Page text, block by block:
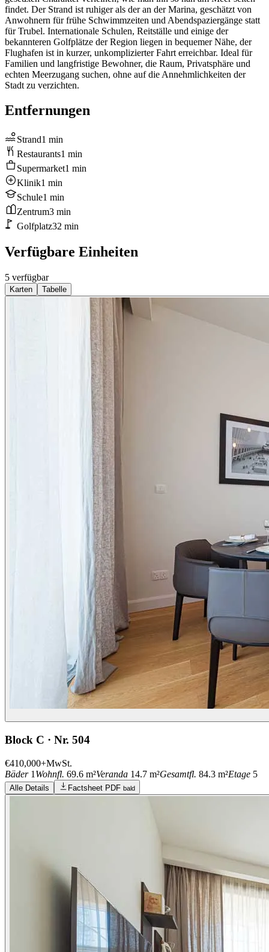
findet. Der Strand ist ruhiger als der an der Marina, geschätzt von
Anwohnern für frühe Schwimmzeiten und Abendspaziergänge statt
für Trubel. Internationale Schulen, Reitställe und einige der
bekannteren Golfplätze der Region liegen in bequemer Nähe, der
Flughafen ist in kurzer, unkomplizierter Fahrt erreichbar. Ideal für
Familien und langfristige Bewohner, die Raum, Privatsphäre und
echten Meerzugang suchen, ohne auf die Annehmlichkeiten der
Stadt zu verzichten.
Entfernungen
Strand1 min
Restaurants1 min
Supermarket1 min
Klinik1 min
Schule1 min
Zentrum3 min
Golfplatz32 min
Verfügbare Einheiten
5 verfügbar
Karten Tabelle
Block C · Nr. 504
€410,000+MwSt.
Bäder 1 Wohnfl. 69.6 m²Veranda 14.7 m²Gesamtfl. 84.3 m²Etage 5
Alle Details Factsheet PDF bald